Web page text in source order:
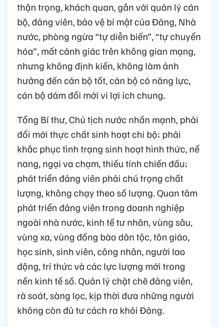
thận trọng, khách quan, gắn với quản lý cán
bộ, đảng viên, bảo vệ bí mật của Đảng, Nhà
nước, phòng ngừa “tự diễn biến”, “tự chuyển
hóa”, mất cảnh giác trên không gian mạng,
nhưng không định kiến, không làm ảnh
hưởng đến cán bộ tốt, cán bộ có năng lực,
cán bộ dám đổi mới vì lợi ích chung.
Tổng Bí thư, Chủ tịch nước nhấn mạnh, phải
đổi mới thực chất sinh hoạt chi bộ; phải
khắc phục tình trạng sinh hoạt hình thức, nể
nang, ngại va chạm, thiếu tính chiến đấu;
phát triển đảng viên phải chú trọng chất
lượng, không chạy theo số lượng. Quan tâm
phát triển đảng viên trong doanh nghiệp
ngoài nhà nước, kinh tế tư nhân, vùng sâu,
vùng xa, vùng đồng bào dân tộc, tôn giáo,
học sinh, sinh viên, công nhân, người lao
động, trí thức và các lực lượng mới trong
nền kinh tế số. Quản lý chặt chẽ đảng viên,
rà soát, sàng lọc, kịp thời đưa những người
không còn đủ tư cách ra khỏi Đảng.